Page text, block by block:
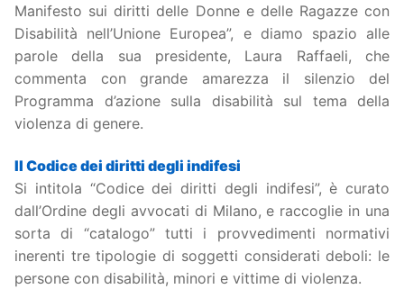
Manifesto sui diritti delle Donne e delle Ragazze con
Disabilità nell’Unione Europea”, e diamo spazio alle
parole della sua presidente, Laura Raffaeli, che
commenta con grande amarezza il silenzio del
Programma d’azione sulla disabilità sul tema della
violenza di genere.
Il Codice dei diritti degli indifesi
Si intitola “Codice dei diritti degli indifesi”, è curato
dall’Ordine degli avvocati di Milano, e raccoglie in una
sorta di “catalogo” tutti i provvedimenti normativi
inerenti tre tipologie di soggetti considerati deboli: le
persone con disabilità, minori e vittime di violenza.